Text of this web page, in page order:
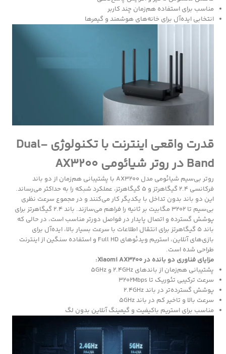
مناسب برای استفاده هم‌زمان چند کاربر
انتخابی ایده‌آل برای خانه‌های هوشمند و گیمرها
قدرت واقعی اینترنت با تکنولوژی Dual-
Band در روتر شیائومی AX3200
روتر بی‌سیم شیائومی مدل AX3200 با پشتیبانی هم‌زمان از دو باند
فرکانسی ۲.۴ گیگاهرتز و ۵ گیگاهرتز، عملکرد شبکه را به حداکثر می‌رساند.
این دو باند بدون تداخل با یکدیگر کار می‌کنند و در مجموع سرعت نظری
بی‌سیم تا ۳۲۰۲ مگابیت بر ثانیه را فراهم می‌سازند. باند ۲.۴ گیگاهرتز برای
پوشش گسترده و اتصال پایدار در فواصل دورتر مناسب است، در حالی‌ که
باند ۵ گیگاهرتز برای انتقال اطلاعات با سرعت بسیار بالا، ایده‌آل برای
بازی‌های آنلاین، استریم ویدئوهای Full HD و استفاده سنگین از اینترنت
طراحی شده است.
مزایای فناوری دو بانده در Xiaomi AX3200:
پشتیبانی هم‌زمان از باندهای ۲.۴GHz و ۵GHz
سرعت ترکیبی تئوریک تا ۳۲۰۲Mbps
پوشش گسترده‌تر در باند ۲.۴GHz
سرعت بالا و تاخیر کم در باند ۵GHz
مناسب برای استریم باکیفیت و گیمینگ آنلاین بدون لگ